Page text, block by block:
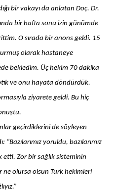
bir vakayı da anlatan Doç. Dr.
bir hafta sonu izin günümde
O sırada bir anons geldi. 15
olarak hastaneye
bekledim. Üç hekim 70 dakika
ve onu hayata döndürdük.
ziyarete geldi. Bu hiç
geçirdiklerini de söyleyen
yoruldu, bazılarımız
etti. Zor bir sağlık sisteminin
ne olursa olsun Türk hekimleri